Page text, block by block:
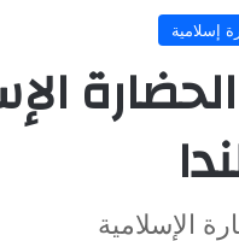
إسلامية
الإسلامية